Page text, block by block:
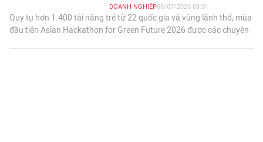
DOANH NGHIỆP08/07/2026 09:51
Quy tụ hơn 1.400 tài năng trẻ từ 22 quốc gia và vùng lãnh thổ, mùa
đầu tiên Asian Hackathon for Green Future 2026 được các chuyên